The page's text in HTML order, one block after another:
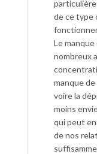
de ce type
Le
nombreux
manque
voire la
moins
qui peut
de nos